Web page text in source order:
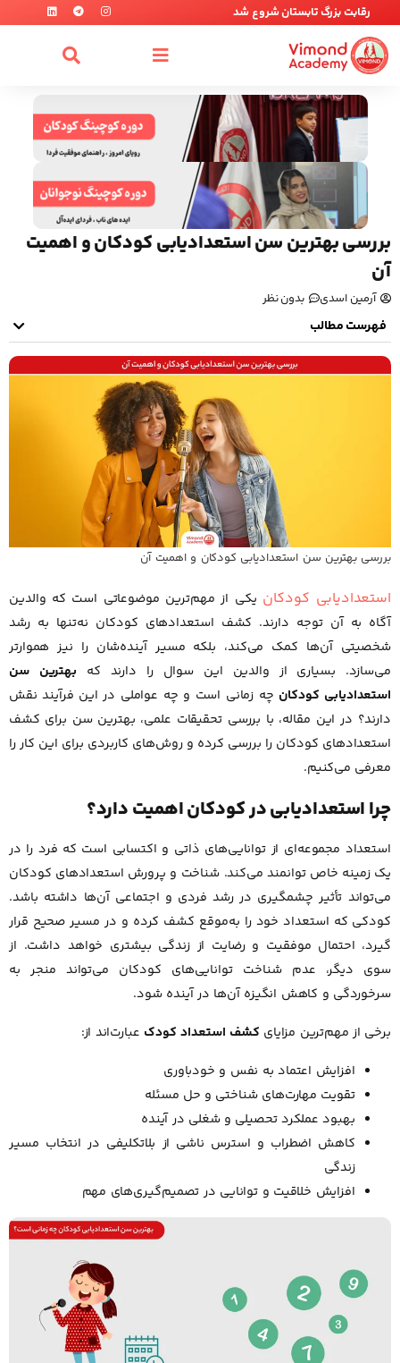
رقابت بزرگ تابستان شروع شد
بررسی بهترین سن استعدادیابی کودکان و اهمیت
آن
آرمین اسدی بدون نظر
فهرست مطالب
بررسی بهترین سن استعدادیابی کودکان و اهمیت آن
استعدادیابی کودکان یکی از مهم‌ترین موضوعاتی است که والدین
آگاه به آن توجه دارند. کشف استعدادهای کودکان نه‌تنها به رشد
شخصیتی آن‌ها کمک می‌کند، بلکه مسیر آینده‌شان را نیز هموارتر
می‌سازد. بسیاری از والدین این سوال را دارند که بهترین سن
استعدادیابی کودکان چه زمانی است و چه عواملی در این فرآیند نقش
دارند؟ در این مقاله، با بررسی تحقیقات علمی، بهترین سن برای کشف
استعدادهای کودکان را بررسی کرده و روش‌های کاربردی برای این کار را
معرفی می‌کنیم.
چرا استعدادیابی در کودکان اهمیت دارد؟
استعداد مجموعه‌ای از توانایی‌های ذاتی و اکتسابی است که فرد را در
یک زمینه خاص توانمند می‌کند. شناخت و پرورش استعدادهای کودکان
می‌تواند تأثیر چشمگیری در رشد فردی و اجتماعی آن‌ها داشته باشد.
کودکی که استعداد خود را به‌موقع کشف کرده و در مسیر صحیح قرار
گیرد، احتمال موفقیت و رضایت از زندگی بیشتری خواهد داشت. از
سوی دیگر، عدم شناخت توانایی‌های کودکان می‌تواند منجر به
سرخوردگی و کاهش انگیزه آن‌ها در آینده شود.
برخی از مهم‌ترین مزایای کشف استعداد کودک عبارت‌اند از:
افزایش اعتماد به نفس و خودباوری
تقویت مهارت‌های شناختی و حل مسئله
بهبود عملکرد تحصیلی و شغلی در آینده
کاهش اضطراب و استرس ناشی از بلاتکلیفی در انتخاب مسیر
زندگی
افزایش خلاقیت و توانایی در تصمیم‌گیری‌های مهم